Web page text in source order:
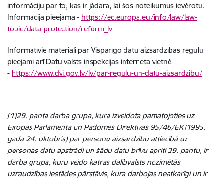
informāciju par to, kas ir jādara, lai šos noteikumus ievērotu.
Informācija pieejama - https://ec.europa.eu/info/law/law-
topic/data-protection/reform_lv
Informatīvie materiāli par Vispārīgo datu aizsardzības regulu
pieejami arī Datu valsts inspekcijas interneta vietnē
- https://www.dvi.gov.lv/lv/par-regulu-un-datu-aizsardzibu/
[1]29. panta darba grupa, kura izveidota pamatojoties uz
Eiropas Parlamenta un Padomes Direktīvas 95/46/EK (1995.
gada 24. oktobris) par personu aizsardzību attiecībā uz
personas datu apstrādi un šādu datu brīvu apriti 29. pantu, ir
darba grupa, kuru veido katras dalībvalsts nozīmētās
uzraudzības iestādes pārstāvis, kura darbojas neatkarīgi un ir